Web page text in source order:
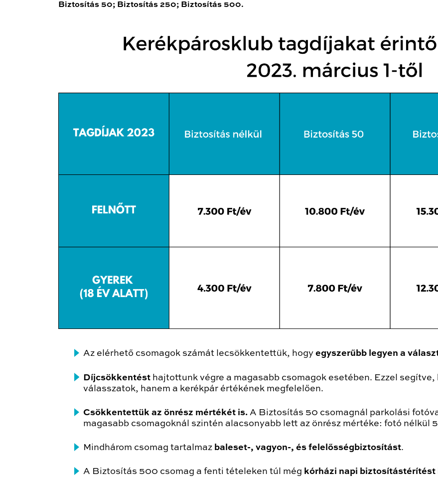
Biztosítás 50; Biztosítás 250; Biztosítás 500.
Az elérhető csomagok számát lecsökkentettük, hogy egyszerűbb legyen a
Díjcsökkentést hajtottunk végre a magasabb csomagok esetében. Ezzel
válasszatok, hanem a kerékpár értékének megfelelően.
Csökkentettük az önrész mértékét is. A Biztosítás 50 csomagnál parkolási
magasabb csomagoknál szintén alacsonyabb lett az önrész mértéke: fotó nélkül
Mindhárom csomag tartalmaz baleset-, vagyon-, és felelősségbiztosítást.
A Biztosítás 500 csomag a fenti tételeken túl még kórházi napi biztosítástérítést